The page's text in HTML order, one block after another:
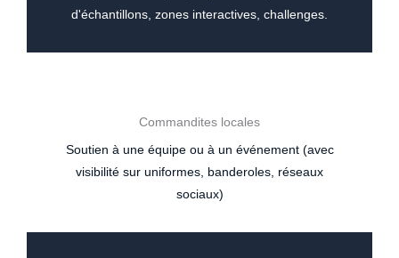
d'échantillons, zones interactives, challenges.
Commandites locales
Soutien à une équipe ou à un événement (avec
visibilité sur uniformes, banderoles, réseaux
sociaux)